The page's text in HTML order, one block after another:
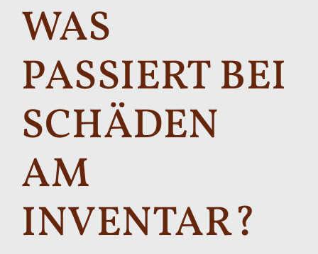
WAS
PASSIERT BEI
SCHÄDEN
AM
INVENTAR?